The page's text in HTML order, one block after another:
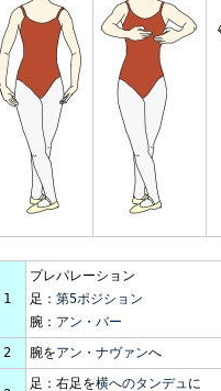
1
プレパレーション
足： 第5ポジション
腕： アン・バー
2
腕をアン・ナヴァンへ
足：右足を横へのタンデュに